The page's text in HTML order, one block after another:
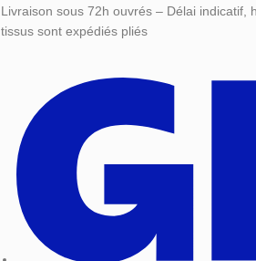
Livraison sous 72h ouvrés – Délai indicatif,
tissus sont expédiés pliés